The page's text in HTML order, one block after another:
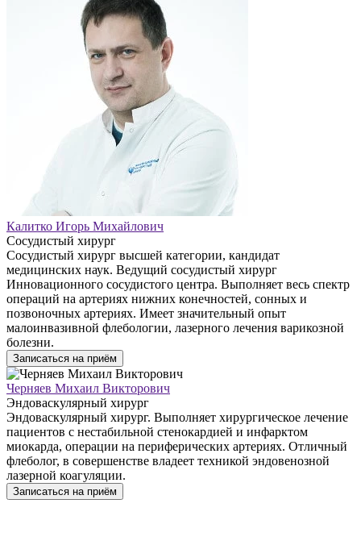
Калитко Игорь Михайлович
Сосудистый хирург
Сосудистый хирург высшей категории, кандидат
медицинских наук. Ведущий сосудистый хирург
Инновационного сосудистого центра. Выполняет весь спектр
операций на артериях нижних конечностей, сонных и
позвоночных артериях. Имеет значительный опыт
малоинвазивной флебологии, лазерного лечения варикозной
болезни.
Записаться на приём
Черняев Михаил Викторович
Эндоваскулярный хирург
Эндоваскулярный хирург. Выполняет хирургическое лечение
пациентов с нестабильной стенокардией и инфарктом
миокарда, операции на периферических артериях. Отличный
флеболог, в совершенстве владеет техникой эндовенозной
лазерной коагуляции.
Записаться на приём